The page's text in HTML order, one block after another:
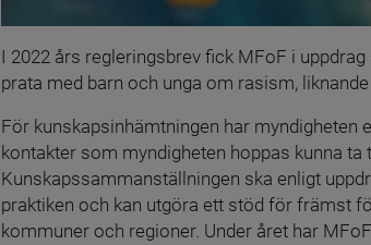
I 2022 års regleringsbrev fick MFoF i
prata med barn och unga om rasism,
För kunskapsinhämtningen har
kontakter som myndigheten hoppas kunna
Kunskapssammanställningen ska enligt
praktiken och kan utgöra ett stöd för främst
kommuner och regioner. Under året har